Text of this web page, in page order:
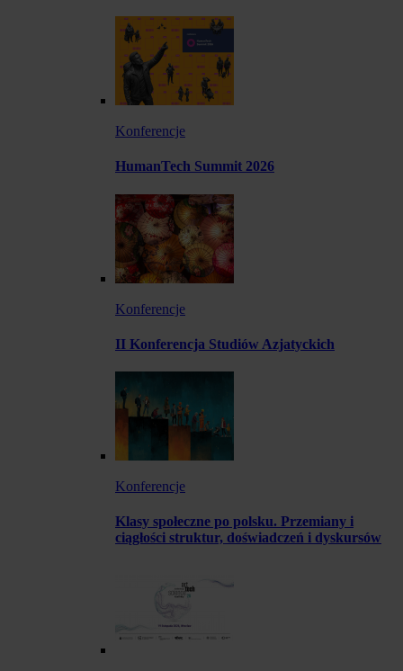
Konferencje
HumanTech Summit 2026
Konferencje
II Konferencja Studiów Azjatyckich
Konferencje
Klasy społeczne po polsku. Przemiany i
ciągłości struktur, doświadczeń i dyskursów